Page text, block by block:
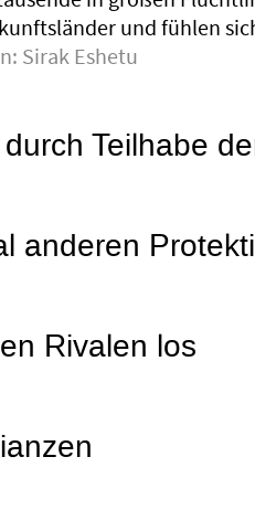
und fühlen
Sirak Eshetu
Teilhabe
anderen
Rivalen los